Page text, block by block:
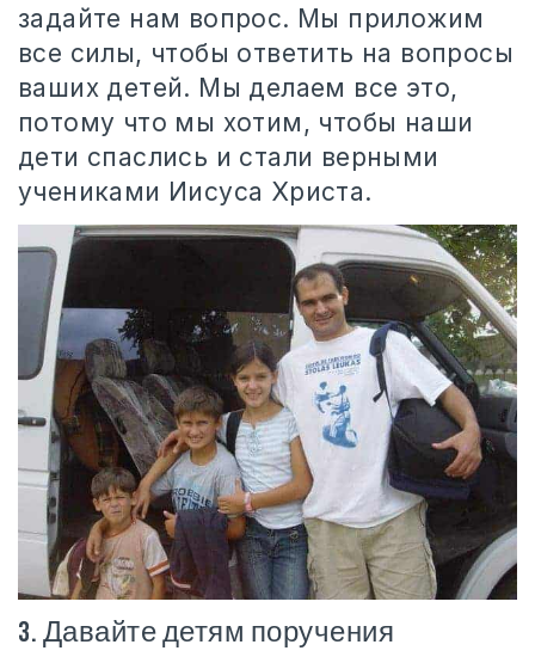
задайте нам вопрос. Мы приложим
все силы, чтобы ответить на вопросы
ваших детей. Мы делаем все это,
потому что мы хотим, чтобы наши
дети спаслись и стали верными
учениками Иисуса Христа.
3. Давайте детям поручения